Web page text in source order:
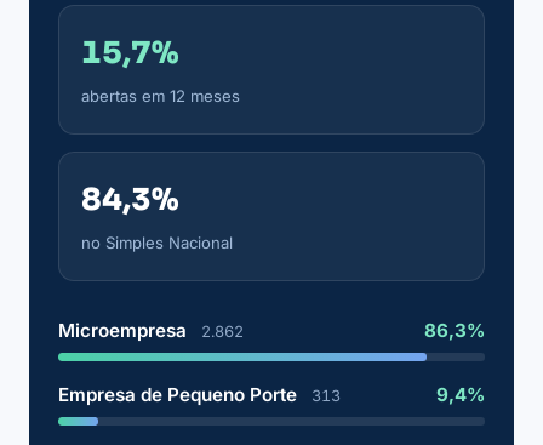
15,7%
abertas em 12 meses
84,3%
no Simples Nacional
Microempresa 2.862 86,3%
Empresa de Pequeno Porte 313 9,4%